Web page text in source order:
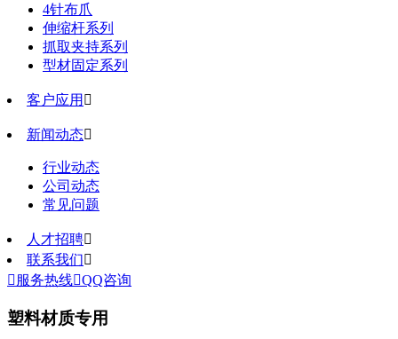
4针布爪
伸缩杆系列
抓取夹持系列
型材固定系列
客户应用 
新闻动态
行业动态
公司动态
常见问题
人才招聘
联系我们
 服务热线QQ咨询
塑料材质专用